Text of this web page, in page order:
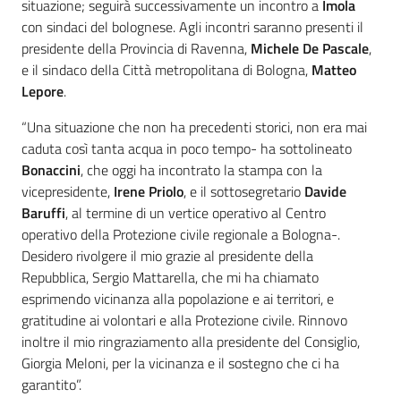
situazione; seguirà successivamente un incontro a Imola
con sindaci del bolognese. Agli incontri saranno presenti il
presidente della Provincia di Ravenna, Michele De Pascale,
e il sindaco della Città metropolitana di Bologna, Matteo
Lepore.
“Una situazione che non ha precedenti storici, non era mai
caduta così tanta acqua in poco tempo- ha sottolineato
Bonaccini, che oggi ha incontrato la stampa con la
vicepresidente, Irene Priolo, e il sottosegretario Davide
Baruffi, al termine di un vertice operativo al Centro
operativo della Protezione civile regionale a Bologna-.
Desidero rivolgere il mio grazie al presidente della
Repubblica, Sergio Mattarella, che mi ha chiamato
esprimendo vicinanza alla popolazione e ai territori, e
gratitudine ai volontari e alla Protezione civile. Rinnovo
inoltre il mio ringraziamento alla presidente del Consiglio,
Giorgia Meloni, per la vicinanza e il sostegno che ci ha
garantito”.